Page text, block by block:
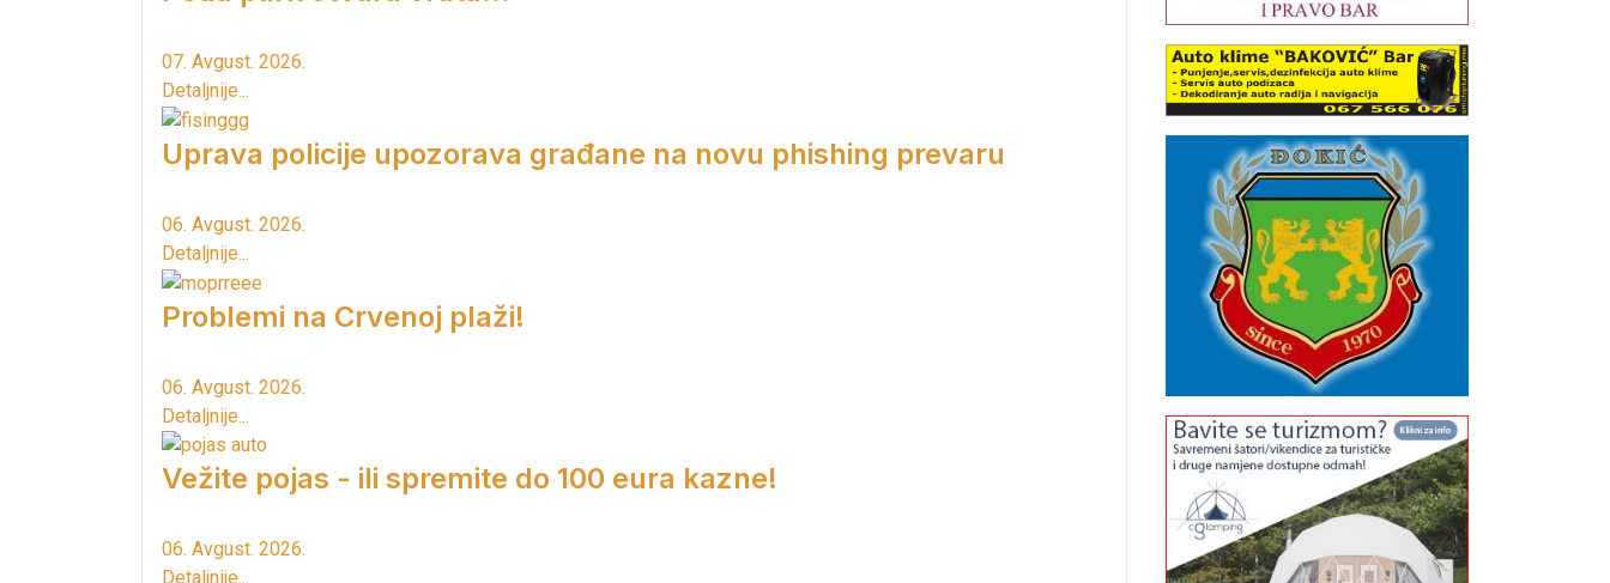
07. Avgust. 2026.
Detaljnije...
Uprava policije upozorava građane na novu phishing prevaru
06. Avgust. 2026.
Detaljnije...
Problemi na Crvenoj plaži!
06. Avgust. 2026.
Detaljnije...
Vežite pojas - ili spremite do 100 eura kazne!
06. Avgust. 2026.
Detaljnije...